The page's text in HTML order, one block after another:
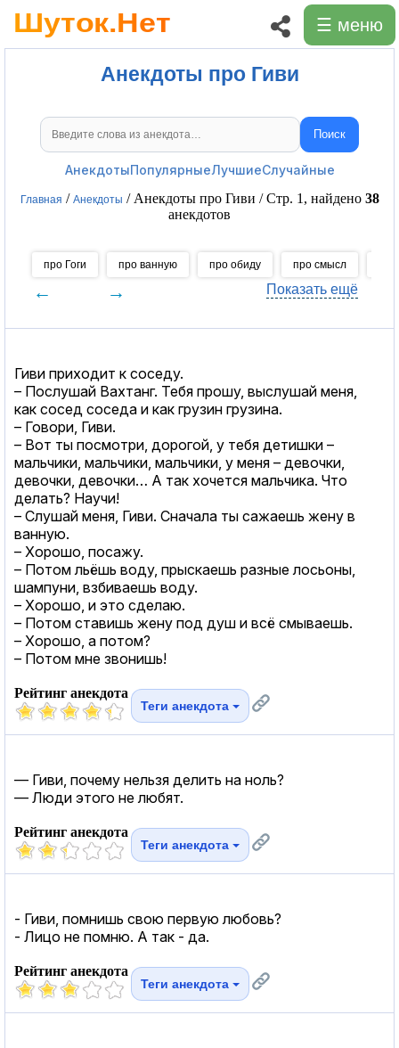
☰ меню
Анекдоты про Гиви
Поиск анекдотов Поиск
АнекдотыПопулярныеЛучшиеСлучайные
Главная / Анекдоты / Анекдоты про Гиви / Стр. 1, найдено 38
анекдотов
про Гоги про ванную про обиду про смысл
← → Показать ещё
Гиви приходит к соседу.
– Послушай Вахтанг. Тебя прошу, выслушай меня,
как сосед соседа и как грузин грузина.
– Говори, Гиви.
– Вот ты посмотри, дорогой, у тебя детишки –
мальчики, мальчики, мальчики, у меня – девочки,
девочки, девочки… А так хочется мальчика. Что
делать? Научи!
– Слушай меня, Гиви. Сначала ты сажаешь жену в
ванную.
– Хорошо, посажу.
– Потом льёшь воду, прыскаешь разные лосьоны,
шампуни, взбиваешь воду.
– Хорошо, и это сделаю.
– Потом ставишь жену под душ и всё смываешь.
– Хорошо, а потом?
– Потом мне звонишь!
Рейтинг анекдота
Теги анекдота
— Гиви, почему нельзя делить на ноль?
— Люди этого не любят.
Рейтинг анекдота
Теги анекдота
- Гиви, помнишь свою первую любовь?
- Лицо не помню. А так - да.
Рейтинг анекдота
Теги анекдота